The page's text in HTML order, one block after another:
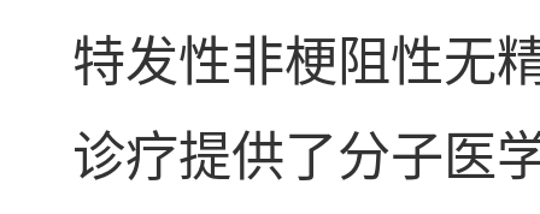
特发性非梗阻性无
诊疗提供了分子医